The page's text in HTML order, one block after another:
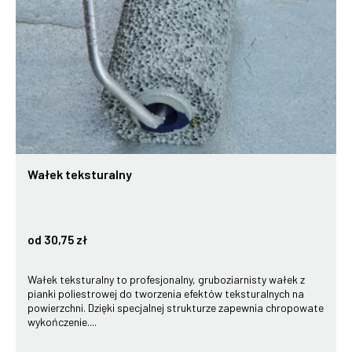
Wałek teksturalny
od 30,75 zł
Wałek teksturalny to profesjonalny, gruboziarnisty wałek z
pianki poliestrowej do tworzenia efektów teksturalnych na
powierzchni. Dzięki specjalnej strukturze zapewnia chropowate
wykończenie....